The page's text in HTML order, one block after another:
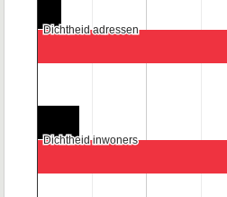
Dichtheid adressen
Dichtheid adressen
Dichtheid inwoners
Dichtheid inwoners